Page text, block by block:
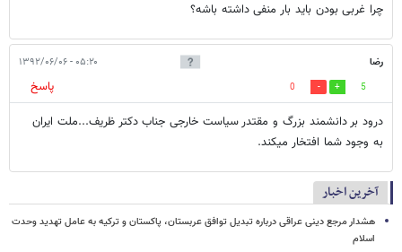
چرا غربی بودن باید بار منفی داشته باشه؟
رضا ۰۵:۲۰ - ۱۳۹۲/۰۶/۰۶
5
0
پاسخ
درود بر دانشمند بزرگ و مقتدر سیاست خارجی جناب دکتر ظریف...ملت ایران
به وجود شما افتخار میکند.
آخرین اخبار
هشدار مرجع دینی عراقی درباره تبدیل توافق عربستان، پاکستان و ترکیه به عامل تهدید وحدت
اسلام